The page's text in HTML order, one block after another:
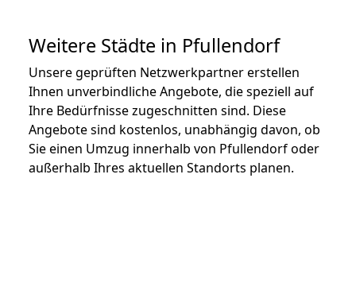
Weitere Städte in Pfullendorf
Unsere geprüften Netzwerkpartner erstellen
Ihnen unverbindliche Angebote, die speziell auf
Ihre Bedürfnisse zugeschnitten sind. Diese
Angebote sind kostenlos, unabhängig davon, ob
Sie einen Umzug innerhalb von Pfullendorf oder
außerhalb Ihres aktuellen Standorts planen.